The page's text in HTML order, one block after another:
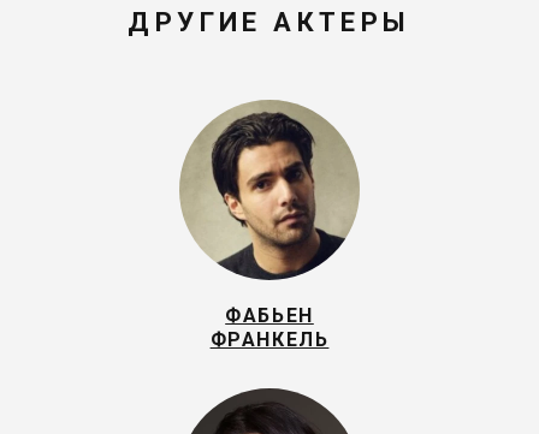
ДРУГИЕ АКТЕРЫ
ФАБЬЕН
ФРАНКЕЛЬ